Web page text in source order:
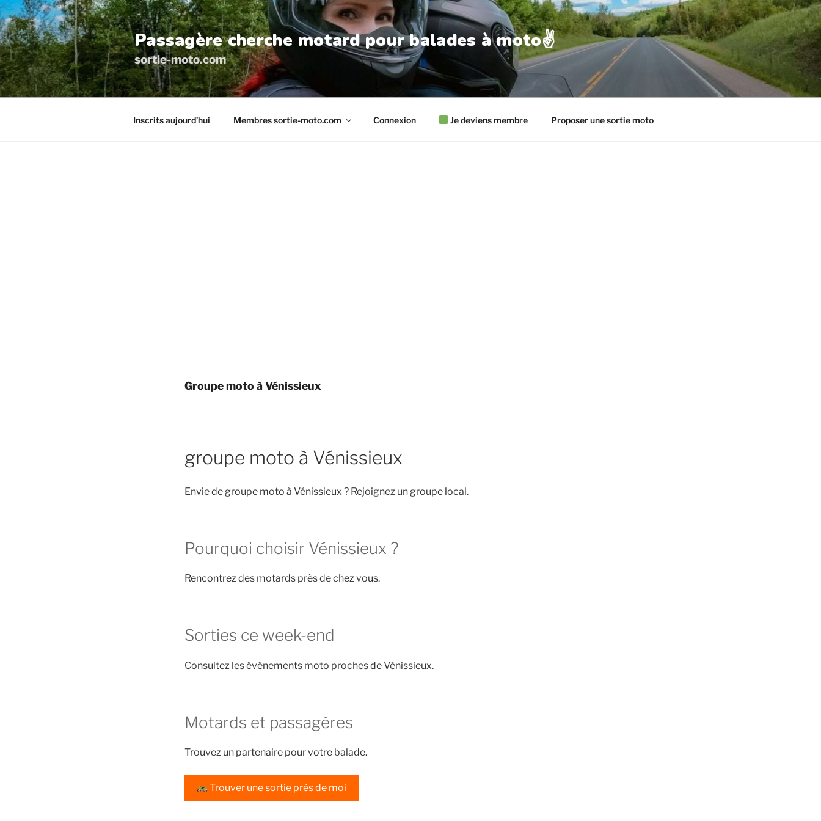
Aller
au
contenu
principal
Passagère cherche motard pour balades à moto✌️
sortie-moto.com
Inscrits aujourd’hui Membres sortie-moto.com Connexion Je deviens membre Proposer une sortie moto
Groupe moto à Vénissieux
groupe moto à Vénissieux
Envie de groupe moto à Vénissieux ? Rejoignez un groupe local.
Pourquoi choisir Vénissieux ?
Rencontrez des motards près de chez vous.
Sorties ce week-end
Consultez les événements moto proches de Vénissieux.
Motards et passagères
Trouvez un partenaire pour votre balade.
Trouver une sortie près de moi